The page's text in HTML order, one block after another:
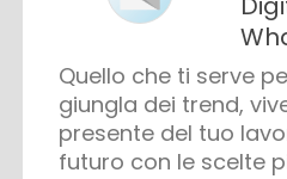
Quello che ti serve
giungla dei trend,
presente del tuo
futuro con le scelte